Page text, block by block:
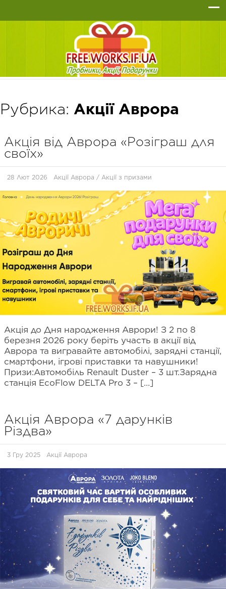
Рубрика: Акції Аврора
Акція від Аврора «Розіграш для
своїх»
28 Лют 2026 Акції Аврора / Акції з призами
Акція до Дня народження Аврори! З 2 по 8
березня 2026 року беріть участь в акції від
Аврора та вигравайте автомобілі, зарядні станції,
смартфони, ігрові приставки та навушники!
Призи:Автомобіль Renault Duster – 3 шт.Зарядна
станція EcoFlow DELTA Pro 3 – […]
Акція Аврора «7 дарунків
Різдва»
3 Гру 2025 Акції Аврора